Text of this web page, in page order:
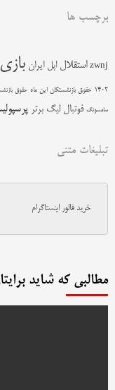
برچسب ها
zwnj استقلال اپل ایران بازی
1402 حقوق بازنشستگان این ماه حقوق
سامسونگ فوتبال لیگ برتر
تبلیغات متنی
خرید فالور اینستاگرام
مطالبی که شاید